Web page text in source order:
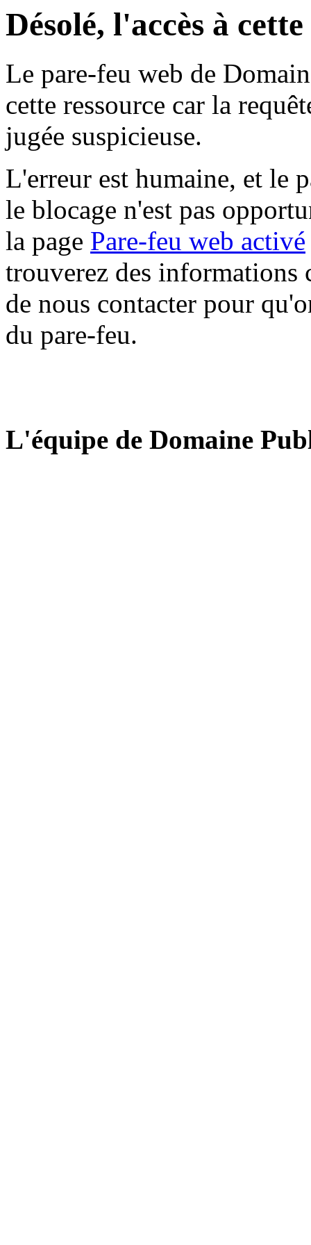
Désolé, l'accès à
Le pare-feu web de
cette ressource car la
jugée suspicieuse.
L'erreur est humaine, et le
le blocage n'est pas
la page Pare-feu web activé
trouverez des informations
de nous contacter pour
du pare-feu.
L'équipe de Domaine